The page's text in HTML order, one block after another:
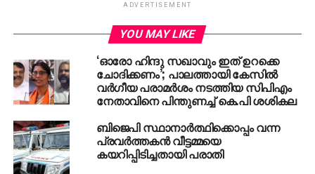
Triple Talaq and the
Government’s Affidavit
https://t.co/2RKgJZNtKZ
— Arun Jaitley
(@arunjaitley)October 16,
2016
ADVERTISEMENT
YOU MAY LIKE
‘ഓരോ ഹിന്ദു സഖാവും ഇത് ഉറക്കെ
ചോദിക്കണം’; പാലത്തായി കേസിൽ
വർഗീയ പരാമർശം നടത്തിയ സിപിഎം
നേതാവിനെ പിന്തുണച്ച് കെ.പി ശശികല
ബിജെപി സ്ഥാനാര്‍ത്ഥിക്കൊപ്പം വന്ന
പ്രവര്‍ത്തകന്‍ വീട്ടമ്മയെ
കയറിപ്പിടിച്ചതായി പരാതി